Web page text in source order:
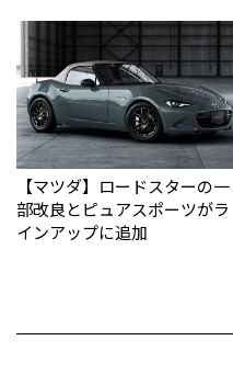
【マツダ】ロードスターの一
部改良とピュアスポーツがラ
インアップに追加